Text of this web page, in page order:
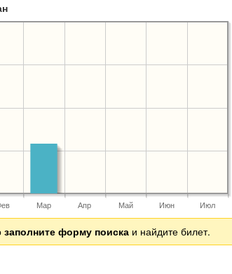
Мар Апр Май Июн Июл
заполните форму поиска и найдите билет.